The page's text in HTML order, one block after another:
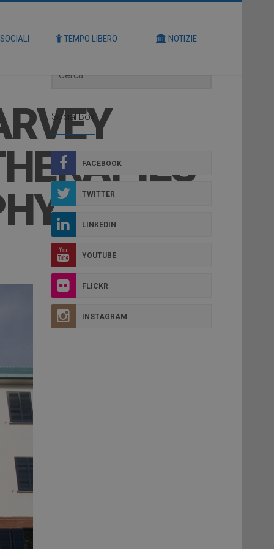
TEMPO LIBERO NOTIZIE
Social Box
FACEBOOK
TWITTER
LINKEDIN
YOUTUBE
FLICKR
INSTAGRAM